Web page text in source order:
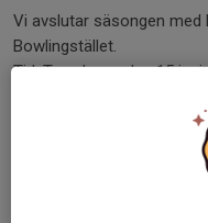
Vi avslutar säsongen med
Bowlingstället.
Tid: Torsdagen den 15
Anmälningsblankett finns i